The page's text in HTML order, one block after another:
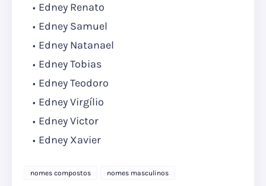
Edney Renato
Edney Samuel
Edney Natanael
Edney Tobias
Edney Teodoro
Edney Virgílio
Edney Victor
Edney Xavier
nomes compostos nomes masculinos